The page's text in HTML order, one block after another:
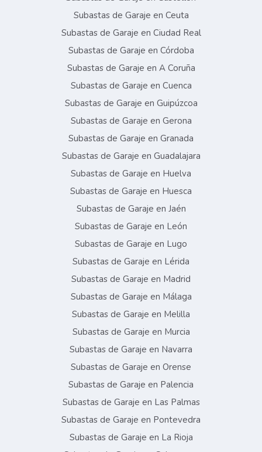
Subastas de Garaje en Ceuta
Subastas de Garaje en Ciudad Real
Subastas de Garaje en Córdoba
Subastas de Garaje en A Coruña
Subastas de Garaje en Cuenca
Subastas de Garaje en Guipúzcoa
Subastas de Garaje en Gerona
Subastas de Garaje en Granada
Subastas de Garaje en Guadalajara
Subastas de Garaje en Huelva
Subastas de Garaje en Huesca
Subastas de Garaje en Jaén
Subastas de Garaje en León
Subastas de Garaje en Lugo
Subastas de Garaje en Lérida
Subastas de Garaje en Madrid
Subastas de Garaje en Málaga
Subastas de Garaje en Melilla
Subastas de Garaje en Murcia
Subastas de Garaje en Navarra
Subastas de Garaje en Orense
Subastas de Garaje en Palencia
Subastas de Garaje en Las Palmas
Subastas de Garaje en Pontevedra
Subastas de Garaje en La Rioja